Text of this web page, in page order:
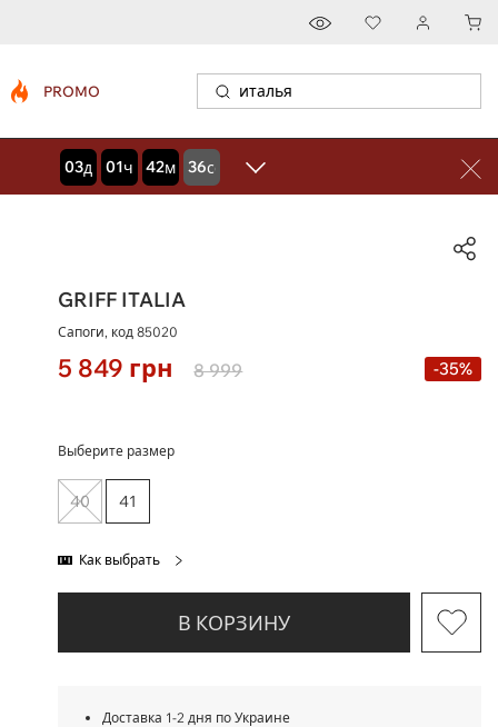
PROMO
03дней
01часов
42минут
35секунд
GRIFF ITALIA
Сапоги, код85020
5 849 грн 8 999 -35%
Выберите размер
40 41
Как выбрать
В КОРЗИНУ
Доставка 1-2 дня по Украине